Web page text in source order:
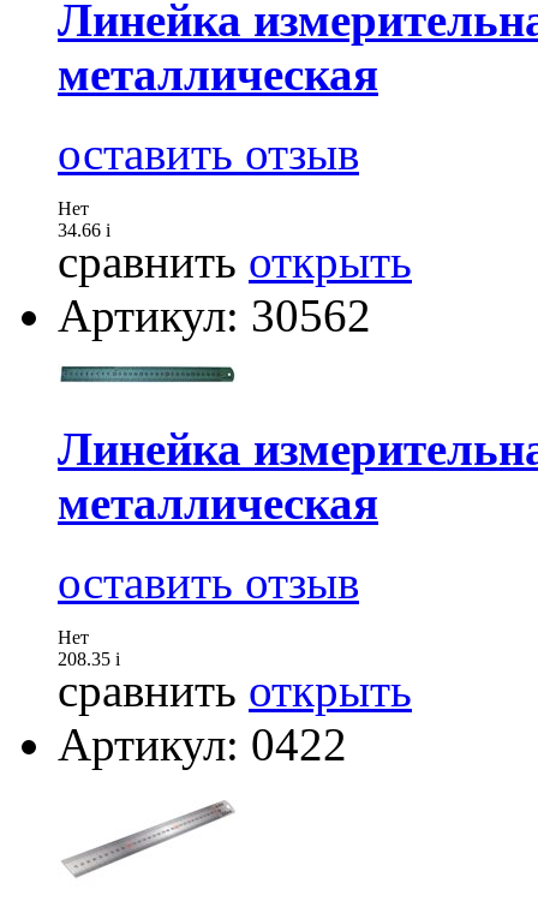
Линейка
металлическая
оставить отзыв
Нет
34.66 i
сравнить открыть
Артикул: 30562
Линейка
металлическая
оставить отзыв
Нет
208.35 i
сравнить открыть
Артикул: 0422